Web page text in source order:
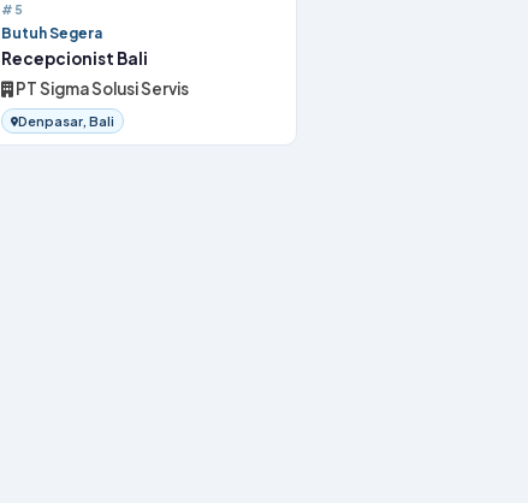
#5
Butuh Segera
Recepcionist Bali
PT Sigma Solusi Servis
Denpasar, Bali